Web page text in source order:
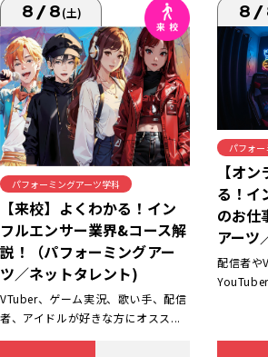
8/8(土)
パフォーミングアーツ学科
【来校】よくわかる！イン
フルエンサー業界&コース解
説！（パフォーミングアー
ツ／ネットタレント)
VTuber、ゲーム実況、歌い手、配信
者、アイドルが好きな方にオスス...
8/
パフォー
【オ
る！イ
のお仕
アーツ
配信者や